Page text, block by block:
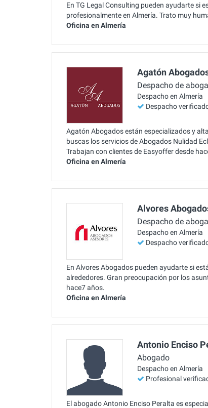
En TG Legal Consulting pueden ayudarte si
profesionalmente en Almería. Trato muy
Oficina en Almería
Agatón
Despacho de
Despacho en Almería
Despacho
Agatón Abogados están especializados y
buscas los servicios de Abogados Nulidad
Trabajan con clientes de Easyoffer desde
Oficina en Almería
Alvores
Despacho de
Despacho en Almería
Despacho
En Alvores Abogados pueden ayudarte si
alrededores. Gran preocupación por los
hace7 años.
Oficina en Almería
Antonio Enciso
Abogado
Despacho en Almería
Profesional
El abogado Antonio Enciso Peralta es